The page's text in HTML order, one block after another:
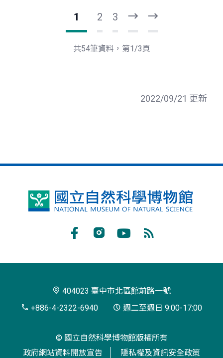
1 2 3
一
頁
後
一
共54筆資料，第1/3頁
2022/09/21 更新
國
博
閱
404023 臺中市北區館前路一號
+886-4-2322-6940
週二至週日 9:00-17:00
© 國立自然科學博物館版權所有
政府網站資料開放宣告
隱私權及資訊安全政策